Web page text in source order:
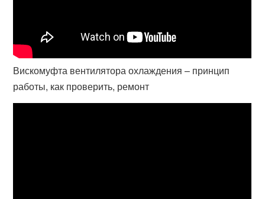
Вискомуфта вентилятора охлаждения – принцип
работы, как проверить, ремонт